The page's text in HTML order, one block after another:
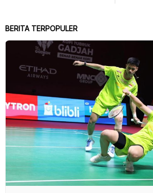
BERITA TERPOPULER